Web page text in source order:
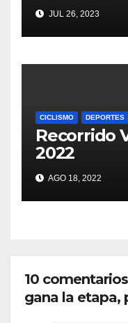
JUL 26, 2023
CICLISMO DEPORTES
Recorrido
2022
AGO 18, 2022
10
gana la etapa,